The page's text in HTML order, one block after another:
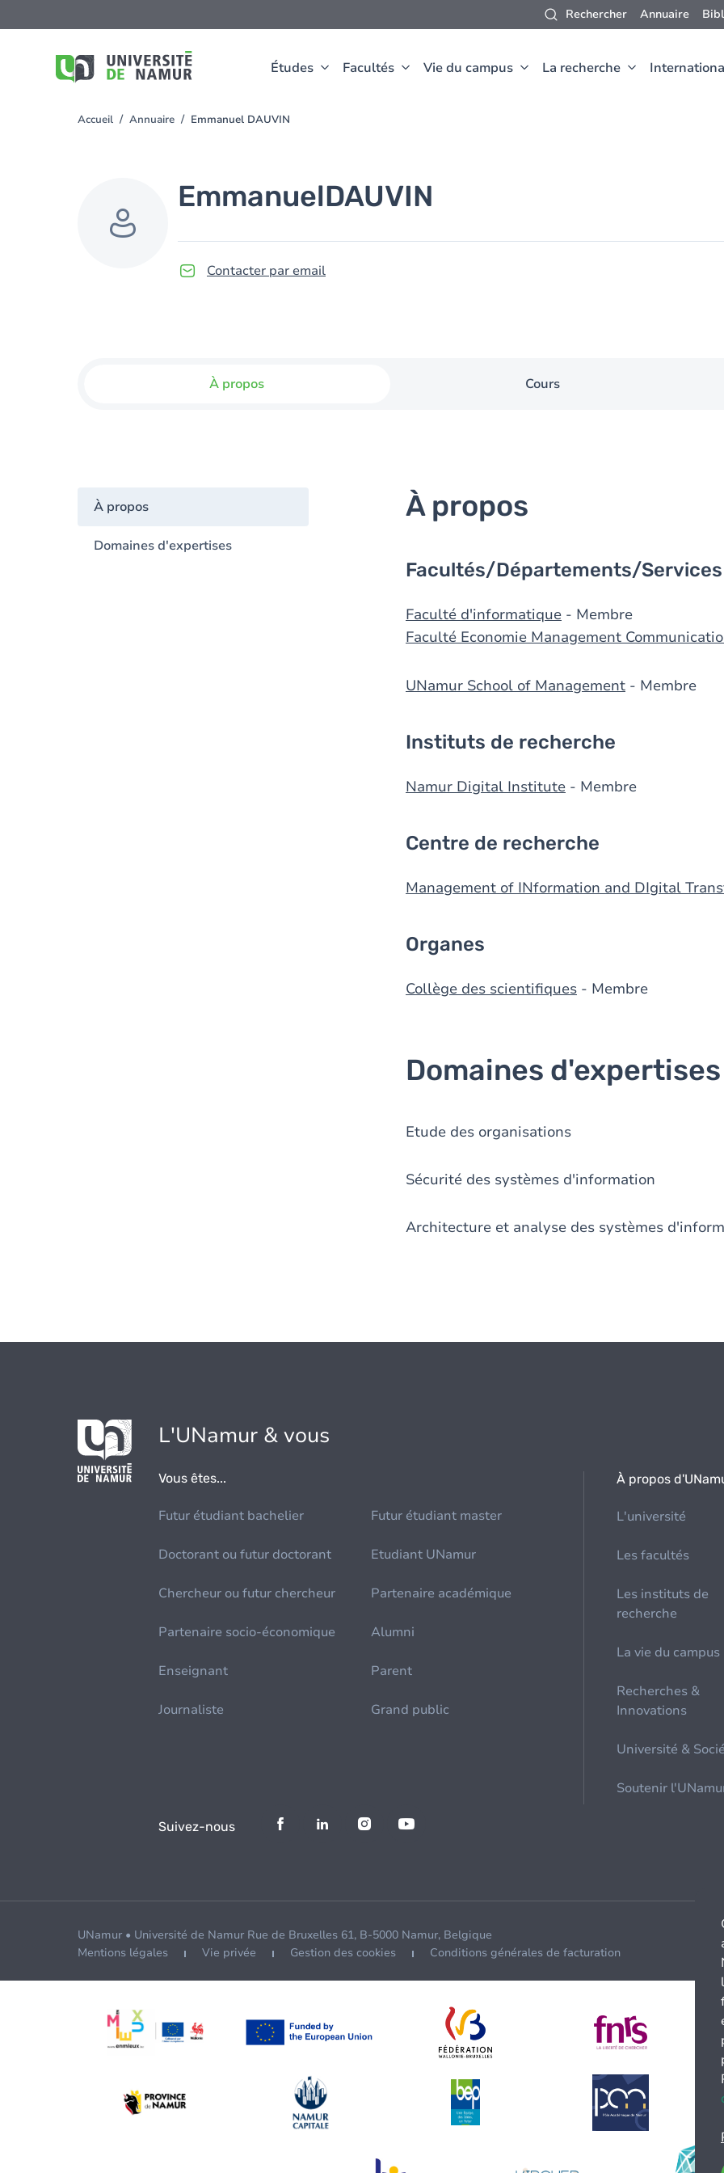
Rechercher Annuaire
Études Facultés Vie du campus La recherche
au
You
Accueil Annuaire Emmanuel DAUVIN
EmmanuelDAUVIN
Contacter par email
À propos Cours
À propos
Domaines d'expertises
À propos
Facultés/Départements/Services
Faculté d'informatique - Membre
Faculté Economie Management
UNamur School of Management - Membre
Instituts de recherche
Namur Digital Institute - Membre
Centre de recherche
Management of INformation and DIgital
Organes
Collège des scientifiques - Membre
Domaines d'expertises
Etude des organisations
Sécurité des systèmes d'information
Architecture et analyse des systèmes
L'UNamur & vous
Vous êtes...
Futur étudiant bachelier Futur étudiant master
Doctorant ou futur doctorant Etudiant UNamur
Chercheur ou futur chercheur Partenaire académique
Partenaire socio-économique Alumni
Enseignant Parent
Journaliste Grand public
À propos
L'université
Les facultés
Les instituts de
recherche
La vie du campus
Recherches &
Innovations
Université &
Soutenir
Suivez-nous
UNamur • Université de Namur Rue de Bruxelles 61, B-5000 Namur, Belgique
Mentions légales
Vie privée Gestion des cookies Conditions générales de facturation